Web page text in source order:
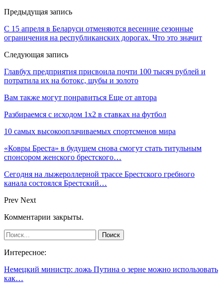
Предыдущая запись
С 15 апреля в Беларуси отменяются весенние сезонные
ограничения на республиканских дорогах. Что это значит
Следующая запись
Главбух предприятия присвоила почти 100 тысяч рублей и
потратила их на ботокс, шубы и золото
Вам также могут понравиться Еще от автора
Разбираемся с исходом 1х2 в ставках на футбол
10 самых высокооплачиваемых спортсменов мира
«Ковры Бреста» в будущем снова смогут стать титульным
спонсором женского брестского…
Сегодня на лыжероллерной трассе Брестского гребного
канала состоялся Брестский…
Prev Next
Комментарии закрыты.
Интересное:
Немецкий министр: ложь Путина о зерне можно использовать
как…